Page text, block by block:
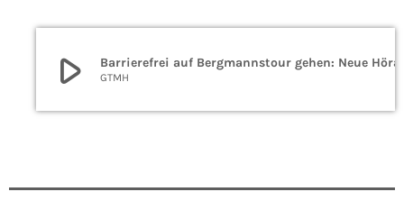
play_arrow GTMH